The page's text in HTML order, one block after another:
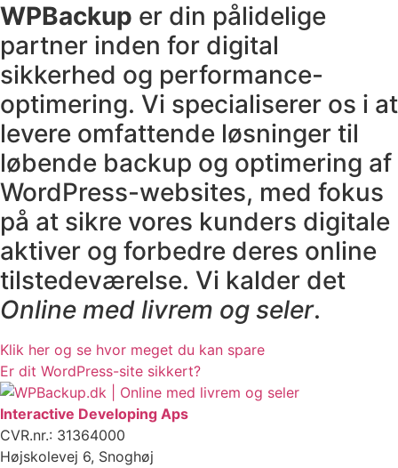
WPBackup er din pålidelige
partner inden for digital
sikkerhed og performance-
optimering. Vi specialiserer os i at
levere omfattende løsninger til
løbende backup og optimering af
WordPress-websites, med fokus
på at sikre vores kunders digitale
aktiver og forbedre deres online
tilstedeværelse. Vi kalder det
Online med livrem og seler.
Klik her og se hvor meget du kan spare
Er dit WordPress-site sikkert?
Interactive Developing Aps
CVR.nr.: 31364000
Højskolevej 6, Snoghøj